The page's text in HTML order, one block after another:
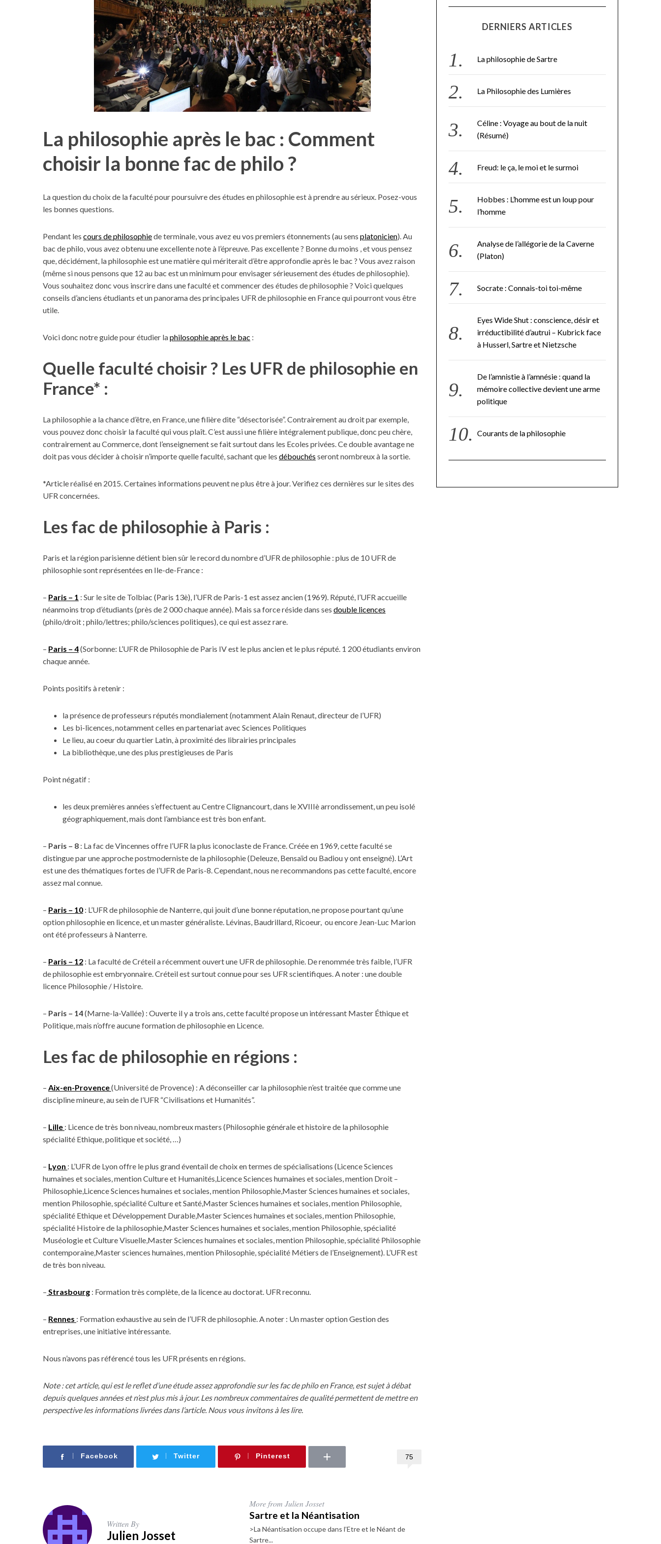
La philosophie après le bac : Comment
choisir la bonne fac de philo ?
La question du choix de la faculté pour poursuivre des études en philosophie est à prendre au sérieux. Posez-vous
les bonnes questions.
Pendant les cours de philosophiede terminale, vous avez eu vos premiers étonnements (au sens platonicien). Au
bac de philo, vous avez obtenu une excellente note à l’épreuve. Pas excellente ? Bonne du moins , et vous pensez
que, décidément, la philosophie est une matière qui mériterait d’être approfondie après le bac ? Vous avez raison
(même si nous pensons que 12 au bac est un minimum pour envisager sérieusement des études de philosophie).
Vous souhaitez donc vous inscrire dans une faculté et commencer des études de philosophie ? Voici quelques
conseils d’anciens étudiants et un panorama des principales UFR de philosophie en France qui pourront vous être
utile.
Voici donc notre guide pour étudier laphilosophie après le bac :
Quelle faculté choisir ? Les UFR de philosophie en
France* :
La philosophie a la chance d’être, en France, une filière dite “désectorisée”. Contrairement au droit par exemple,
vous pouvez donc choisir la faculté qui vous plaît. C’est aussi une filière intégralement publique, donc peu chère,
contrairement au Commerce, dont l’enseignement se fait surtout dans les Ecoles privées. Ce double avantage ne
doit pas vous décider à choisir n’importe quelle faculté, sachant que les débouchés seront nombreux à la sortie.
*Article réalisé en 2015. Certaines informations peuvent ne plus être à jour. Verifiez ces dernières sur le sites des
UFR concernées.
Les fac de philosophie à Paris :
Paris et la région parisienne détient bien sûr le record du nombre d’UFR de philosophie : plus de 10 UFR de
philosophie sont représentées en Ile-de-France :
– Paris – 1 : Sur le site de Tolbiac (Paris 13è), l’UFR de Paris-1 est assez ancien (1969). Réputé, l’UFR accueille
néanmoins trop d’étudiants (près de 2 000 chaque année). Mais sa force réside dans ses double licences
(philo/droit ; philo/lettres; philo/sciences politiques), ce qui est assez rare.
– Paris – 4(Sorbonne: L’UFR de Philosophie de Paris IV est le plus ancien et le plus réputé. 1 200 étudiants environ
chaque année.
Points positifs à retenir :
la présence de professeurs réputés mondialement (notamment Alain Renaut, directeur de l’UFR)
Les bi-licences, notamment celles en partenariat avec Sciences Politiques
Le lieu, au coeur du quartier Latin, à proximité des librairies principales
La bibliothèque, une des plus prestigieuses de Paris
Point négatif :
les deux premières années s’effectuent au Centre Clignancourt, dans le XVIIIè arrondissement, un peu isolé
géographiquement, mais dont l’ambiance est très bon enfant.
– Paris – 8 : La fac de Vincennes offre l’UFR la plus iconoclaste de France. Créée en 1969, cette faculté se
distingue par une approche postmoderniste de la philosophie (Deleuze, Bensaïd ou Badiou y ont enseigné). L’Art
est une des thématiques fortes de l’UFR de Paris-8. Cependant, nous ne recommandons pas cette faculté, encore
assez mal connue.
– Paris – 10 : L’UFR de philosophie de Nanterre, qui jouit d’une bonne réputation, ne propose pourtant qu’une
option philosophie en licence, et un master généraliste. Lévinas, Baudrillard, Ricoeur, ou encore Jean-Luc Marion
ont été professeurs à Nanterre.
– Paris – 12 : La faculté de Créteil a récemment ouvert une UFR de philosophie. De renommée très faible, l’UFR
de philosophie est embryonnaire. Créteil est surtout connue pour ses UFR scientifiques. A noter : une double
licence Philosophie / Histoire.
– Paris – 14(Marne-la-Vallée) : Ouverte il y a trois ans, cette faculté propose un intéressant Master Éthique et
Politique, mais n’offre aucune formation de philosophie en Licence.
Les fac de philosophie en régions :
– Aix-en-Provence(Université de Provence) : A déconseiller car la philosophie n’est traitée que comme une
discipline mineure, au sein de l’UFR “Civilisations et Humanités”.
– Lille : Licence de très bon niveau, nombreux masters (Philosophie générale et histoire de la philosophie
spécialité Ethique, politique et société, …)
– Lyon : L’UFR de Lyon offre le plus grand éventail de choix en termes de spécialisations (Licence Sciences
humaines et sociales, mention Culture et Humanités,Licence Sciences humaines et sociales, mention Droit –
Philosophie,Licence Sciences humaines et sociales, mention Philosophie,Master Sciences humaines et sociales,
mention Philosophie, spécialité Culture et Santé,Master Sciences humaines et sociales, mention Philosophie,
spécialité Ethique et Développement Durable,Master Sciences humaines et sociales, mention Philosophie,
spécialité Histoire de la philosophie,Master Sciences humaines et sociales, mention Philosophie, spécialité
Muséologie et Culture Visuelle,Master Sciences humaines et sociales, mention Philosophie, spécialité Philosophie
contemporaine,Master sciences humaines, mention Philosophie, spécialité Métiers de l’Enseignement). L’UFR est
de très bon niveau.
– Strasbourg : Formation très complète, de la licence au doctorat. UFR reconnu.
– Rennes : Formation exhaustive au sein de l’UFR de philosophie. A noter : Un master option Gestion des
entreprises, une initiative intéressante.
Nous n’avons pas référencé tous les UFR présents en régions.
Note : cet article, qui est le reflet d’une étude assez approfondie sur les fac de philo en France, est sujet à débat
depuis quelques années et n’est plus mis à jour. Les nombreux commentaires de qualité permettent de mettre en
perspective les informations livrées dans l’article. Nous vous invitons à les lire.
75
Facebook Twitter Pinterest
Written By
Julien Josset
More from Julien Josset
Sartre et la Néantisation
>La Néantisation occupe dans l’Etre et le Néant de
Sartre...
DERNIERS ARTICLES
La philosophie de Sartre
La Philosophie des Lumières
Céline : Voyage au bout de la nuit
(Résumé)
Freud: le ça, le moi et le surmoi
Hobbes : L’homme est un loup pour
l’homme
Analyse de l’allégorie de la Caverne
(Platon)
Socrate : Connais-toi toi-même
Eyes Wide Shut : conscience, désir et
irréductibilité d’autrui – Kubrick face
à Husserl, Sartre et Nietzsche
De l’amnistie à l’amnésie : quand la
mémoire collective devient une arme
politique
Courants de la philosophie
e
a
r
c